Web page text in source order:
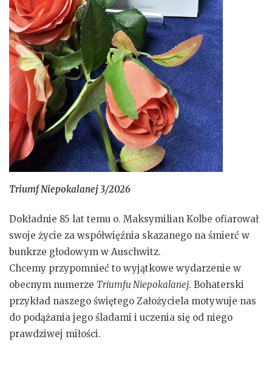
Triumf Niepokalanej 3/2026
Dokładnie 85 lat temu o. Maksymilian Kolbe ofiarował
swoje życie za współwięźnia skazanego na śmierć w
bunkrze głodowym w Auschwitz.
Chcemy przypomnieć to wyjątkowe wydarzenie w
obecnym numerze Triumfu Niepokalanej. Bohaterski
przykład naszego świętego Założyciela motywuje nas
do podążania jego śladami i uczenia się od niego
prawdziwej miłości.